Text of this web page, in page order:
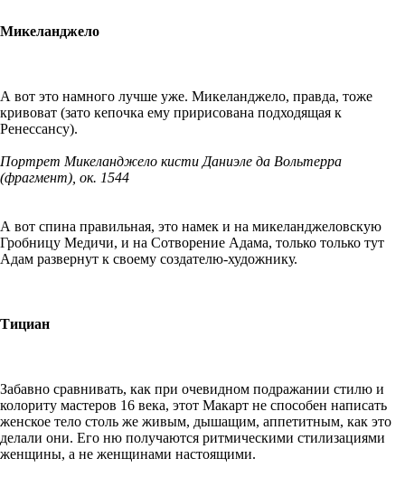
Микеланджело
А вот это намного лучше уже. Микеланджело, правда, тоже
кривоват (зато кепочка ему пририсована подходящая к
Ренессансу).
Портрет Микеланджело кисти Даниэле да Вольтерра
(фрагмент), ок. 1544
А вот спина правильная, это намек и на микеланджеловскую
Гробницу Медичи, и на Сотворение Адама, только только тут
Адам развернут к своему создателю-художнику.
Тициан
Забавно сравнивать, как при очевидном подражании стилю и
колориту мастеров 16 века, этот Макарт не способен написать
женское тело столь же живым, дышащим, аппетитным, как это
делали они. Его ню получаются ритмическими стилизациями
женщины, а не женщинами настоящими.